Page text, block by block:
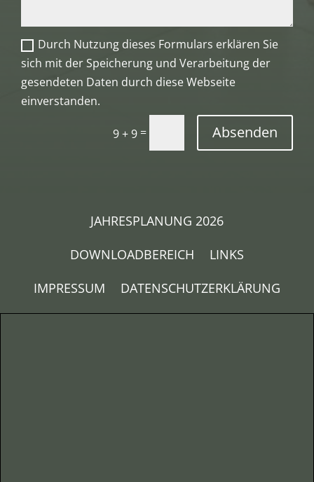
Durch Nutzung dieses Formulars erklären Sie
sich mit der Speicherung und Verarbeitung der
gesendeten Daten durch diese Webseite
einverstanden.
9 + 9 = Absenden
JAHRESPLANUNG 2026
DOWNLOADBEREICH
LINKS
IMPRESSUM
DATENSCHUTZERKLÄRUNG